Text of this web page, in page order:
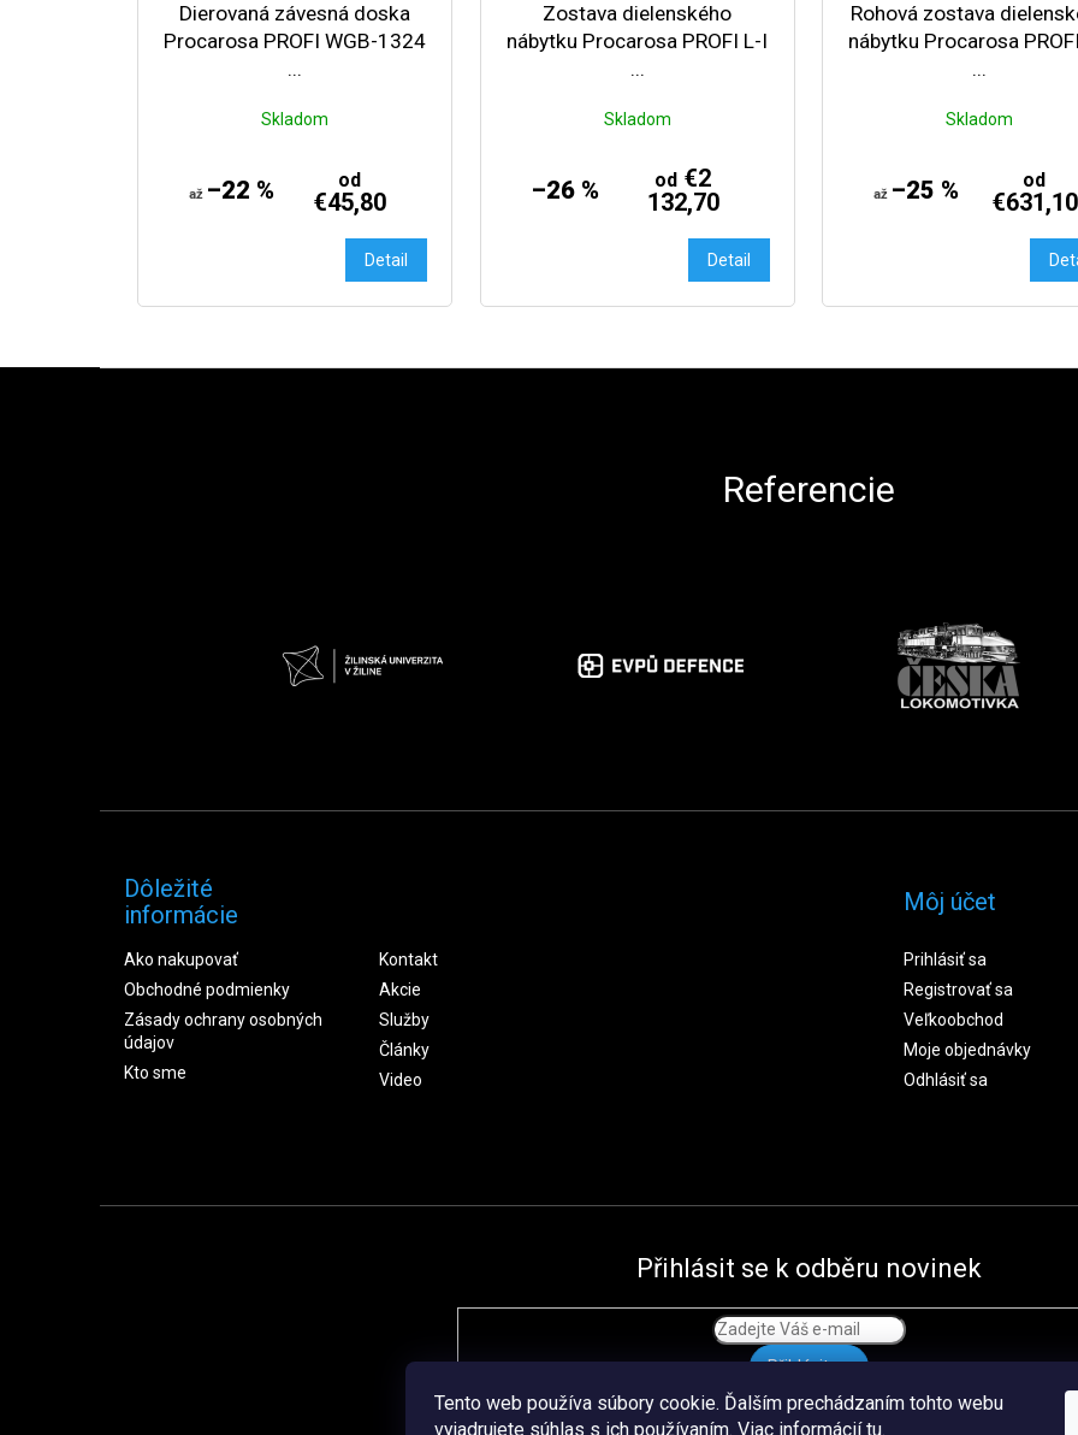
Tento web používa súbory cookie. Ďalším prechádzaním tohto webu
vyjadrujete súhlas s ich používaním. Viac informáciítu.
Dierovaná závesná doska
Procarosa PROFI WGB-1324
...
Skladom
až –22 % od
€45,80
Detail
Zostava dielenského
nábytku Procarosa PROFI L-I
...
Skladom
–26 % od €2
132,70
Detail
Rohová zostava
nábytku Procarosa
...
Skladom
až –25 % od
€631,10
Referencie
Dôležité
informácie
Ako nakupovať
Obchodné podmienky
Zásady ochrany osobných
údajov
Kto sme
Kontakt
Akcie
Služby
Články
Video
Môj účet
Prihlásiť sa
Registrovať sa
Veľkoobchod
Moje objednávky
Odhlásiť sa
Přihlásit se k odběru novinek
Přihlásit se